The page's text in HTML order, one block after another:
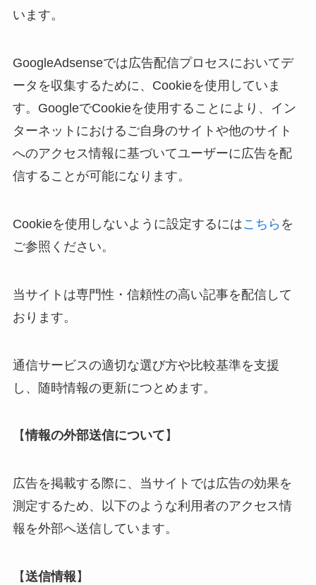
います。
GoogleAdsenseでは広告配信プロセスにおいてデ
ータを収集するために、Cookieを使用していま
す。GoogleでCookieを使用することにより、イン
ターネットにおけるご自身のサイトや他のサイト
へのアクセス情報に基づいてユーザーに広告を配
信することが可能になります。
Cookieを使用しないように設定するにはこちら を
ご参照ください。
当サイトは専門性・信頼性の高い記事を配信して
おります。
通信サービスの適切な選び方や比較基準を支援
し、随時情報の更新につとめます。
【情報の外部送信について 】
広告を掲載する際に、当サイトでは広告の効果を
測定するため、以下のような利用者のアクセス情
報を外部へ送信しています。
【送信情報 】